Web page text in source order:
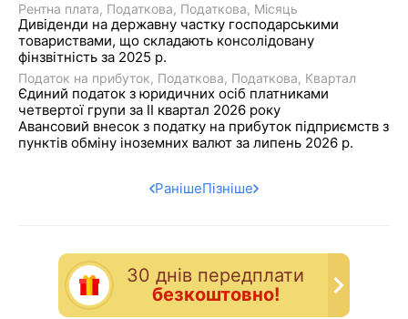
Рентна плата Податкова Податкова Місяць
Дивіденди на державну частку господарськими
товариствами, що складають консолідовану
фінзвітність за 2025 р.
Податок на прибуток Податкова Податкова Квартал
Єдиний податок з юридичних осіб платниками
четвертої групи за IІ квартал 2026 року
Авансовий внесок з податку на прибуток підприємств з
пунктів обміну іноземних валют за липень 2026 р.
РанішеПізніше
30 днiв передплати
безкоштовно!